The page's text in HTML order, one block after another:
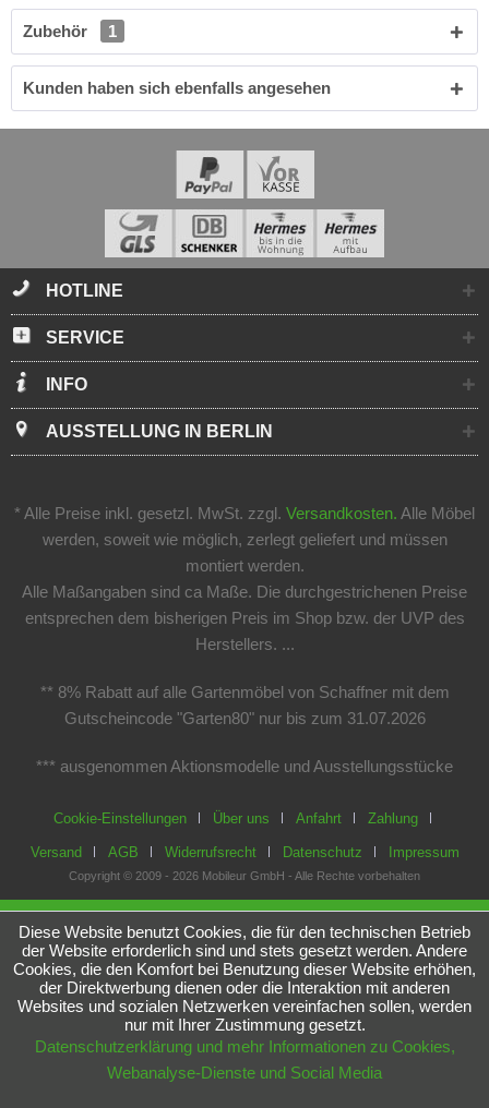
Zubehör 1
Kunden haben sich ebenfalls angesehen
HOTLINE
SERVICE
INFO
AUSSTELLUNG IN BERLIN
* Alle Preise inkl. gesetzl. MwSt. zzgl. Versandkosten. Alle Möbel
werden, soweit wie möglich, zerlegt geliefert und müssen
montiert werden.
Alle Maßangaben sind ca Maße. Die durchgestrichenen Preise
entsprechen dem bisherigen Preis im Shop bzw. der UVP des
Herstellers. ...
** 8% Rabatt auf alle Gartenmöbel von Schaffner mit dem
Gutscheincode "Garten80" nur bis zum 31.07.2026
*** ausgenommen Aktionsmodelle und Ausstellungsstücke
Cookie-Einstellungen Über uns Anfahrt Zahlung
Versand AGB Widerrufsrecht Datenschutz Impressum
Copyright © 2009 - 2026 Mobileur GmbH - Alle Rechte vorbehalten
Diese Website benutzt Cookies, die für den technischen Betrieb
der Website erforderlich sind und stets gesetzt werden. Andere
Cookies, die den Komfort bei Benutzung dieser Website erhöhen,
der Direktwerbung dienen oder die Interaktion mit anderen
Websites und sozialen Netzwerken vereinfachen sollen, werden
nur mit Ihrer Zustimmung gesetzt.
Datenschutzerklärung und mehr Informationen zu Cookies,
Webanalyse-Dienste und Social Media